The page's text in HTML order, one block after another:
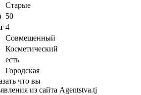
Старые
50
4
Совмещенный
Косметический
есть
Городская
что вы
из сайта Agentstva.tj